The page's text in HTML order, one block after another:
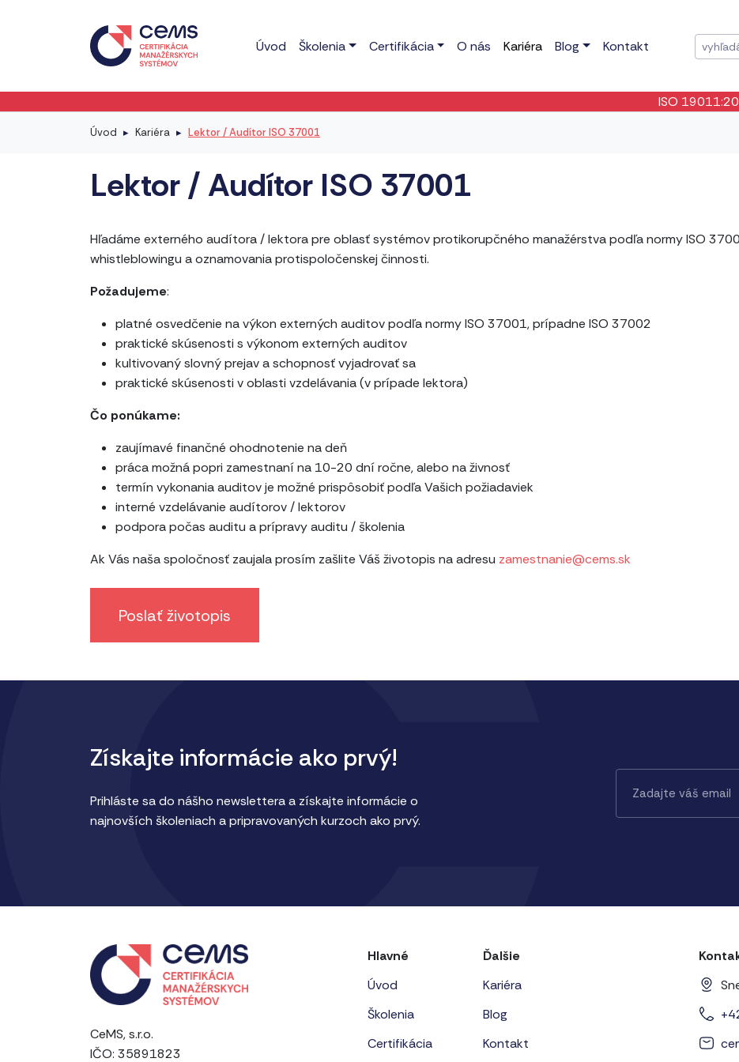
Úvod Školenia Certifikácia O nás Kariéra Blog Kontakt
ISO 19011:2026-
Úvod Kariéra Lektor / Audítor ISO 37001
Lektor / Audítor ISO 37001
Hľadáme externého audítora / lektora pre oblasť systémov protikorupčného manažérstva podľa normy ISO
whistleblowingu a oznamovania protispoločenskej činnosti.
Požadujeme:
platné osvedčenie na výkon externých auditov podľa normy ISO 37001, prípadne ISO 37002
praktické skúsenosti s výkonom externých auditov
kultivovaný slovný prejav a schopnosť vyjadrovať sa
praktické skúsenosti v oblasti vzdelávania (v prípade lektora)
Čo ponúkame:
zaujímavé finančné ohodnotenie na deň
práca možná popri zamestnaní na 10-20 dní ročne, alebo na živnosť
termín vykonania auditov je možné prispôsobiť podľa Vašich požiadaviek
interné vzdelávanie audítorov / lektorov
podpora počas auditu a prípravy auditu / školenia
Ak Vás naša spoločnosť zaujala prosím zašlite Váš životopis na adresu zamestnanie@cems.sk
Poslať životopis
Získajte informácie ako prvý!
Prihláste sa do nášho newslettera a získajte informácie o
najnovších školeniach a pripravovaných kurzoch ako prvý.
CeMS, s.r.o.
IČO: 35891823
Hlavné
Úvod
Školenia
Certifikácia
Ďalšie
Kariéra
Blog
Kontakt